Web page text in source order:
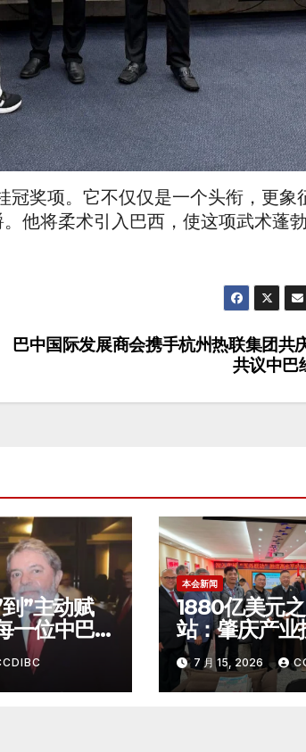
奖项。它不仅仅是一个头衔，更象
他将柔术引入巴西，使这项武术蓬
巴中国际发展商会携手杭州热联集团共
共议中巴
”主动赋
一位中巴
本会新闻
1880亿美元
站：肇庆产业
西圣保罗
7 月 15, 2026